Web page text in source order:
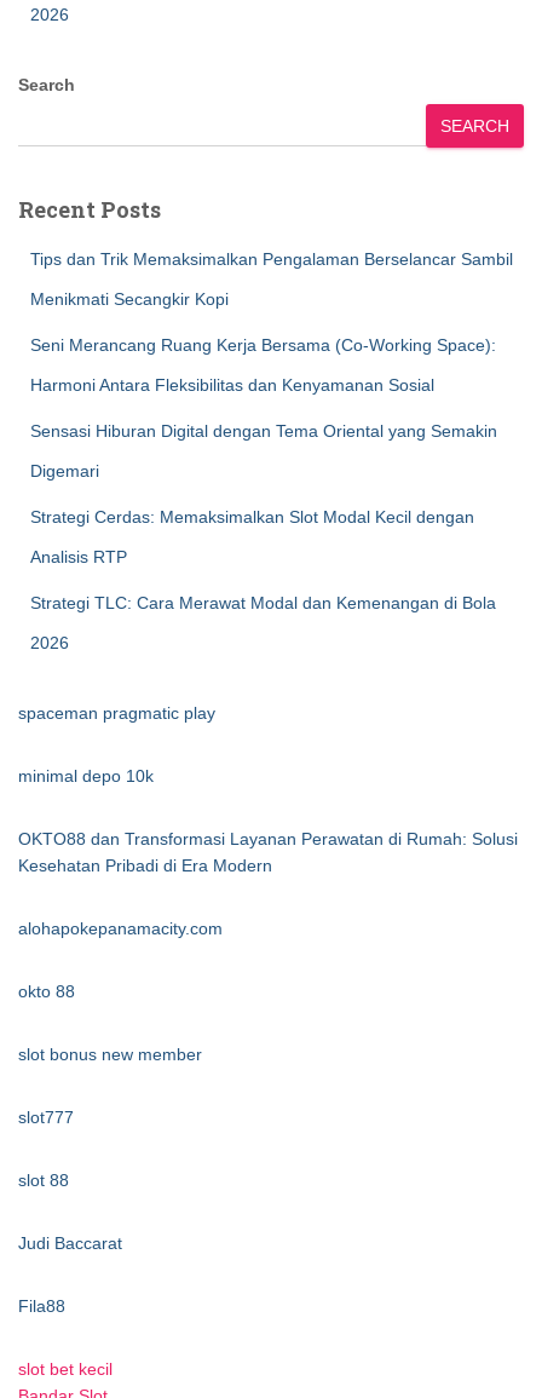
2026
Search
SEARCH
Recent Posts
Tips dan Trik Memaksimalkan Pengalaman Berselancar Sambil
Menikmati Secangkir Kopi
Seni Merancang Ruang Kerja Bersama (Co-Working Space):
Harmoni Antara Fleksibilitas dan Kenyamanan Sosial
Sensasi Hiburan Digital dengan Tema Oriental yang Semakin
Digemari
Strategi Cerdas: Memaksimalkan Slot Modal Kecil dengan
Analisis RTP
Strategi TLC: Cara Merawat Modal dan Kemenangan di Bola
2026
spaceman pragmatic play
minimal depo 10k
OKTO88 dan Transformasi Layanan Perawatan di Rumah: Solusi
Kesehatan Pribadi di Era Modern
alohapokepanamacity.com
okto 88
slot bonus new member
slot777
slot 88
Judi Baccarat
Fila88
slot bet kecil